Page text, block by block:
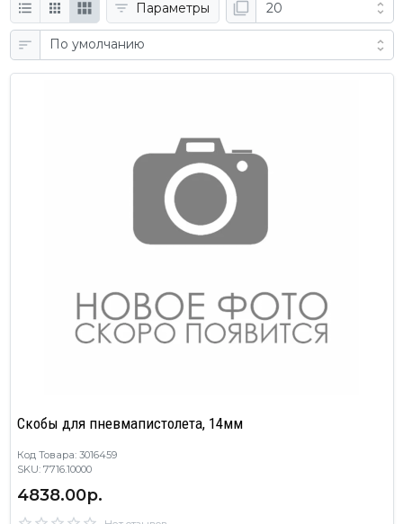
Параметры
Cкобы для пневмапистолета, 14мм
Код Товара: 3016459
SKU: 7716.10000
4838.00р.